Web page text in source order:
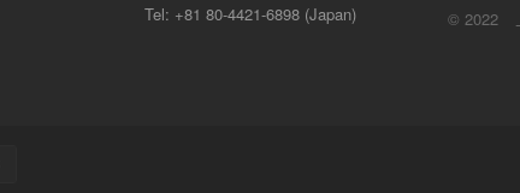
Tel: +81 80-4421-6898 (Japan)
© 2022